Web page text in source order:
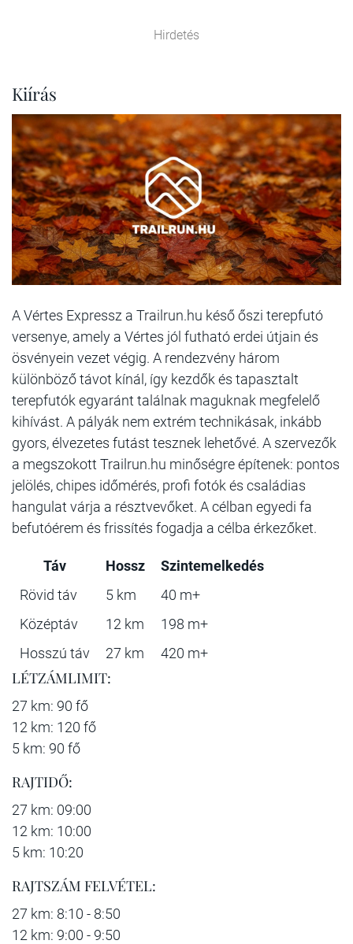
Hirdetés
Kiírás
A Vértes Expressz a Trailrun.hu késő őszi terepfutó
versenye, amely a Vértes jól futható erdei útjain és
ösvényein vezet végig. A rendezvény három
különböző távot kínál, így kezdők és tapasztalt
terepfutók egyaránt találnak maguknak megfelelő
kihívást. A pályák nem extrém technikásak, inkább
gyors, élvezetes futást tesznek lehetővé. A szervezők
a megszokott Trailrun.hu minőségre építenek: pontos
jelölés, chipes időmérés, profi fotók és családias
hangulat várja a résztvevőket. A célban egyedi fa
befutóérem és frissítés fogadja a célba érkezőket.
Táv Hossz
Szintemelkedés
Rövid táv
5 km
40 m+
Középtáv
12 km
198 m+
Hosszú táv
27 km 420 m+
LÉTZÁMLIMIT:
27 km: 90 fő
12 km: 120 fő
5 km: 90 fő
RAJTIDŐ:
27 km: 09:00
12 km: 10:00
5 km: 10:20
RAJTSZÁM FELVÉTEL:
27 km: 8:10 - 8:50
12 km: 9:00 - 9:50